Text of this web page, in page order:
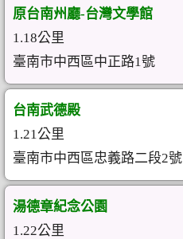
原台南州廳-台灣文學館
1.18公里
臺南市中西區中正路1號
台南武德殿
1.21公里
臺南市中西區忠義路二段2號
湯德章紀念公園
1.22公里